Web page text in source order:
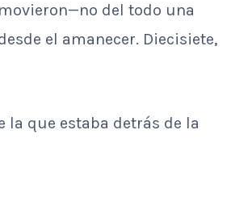
del todo una
el amanecer. Diecisiete,
que estaba detrás de la